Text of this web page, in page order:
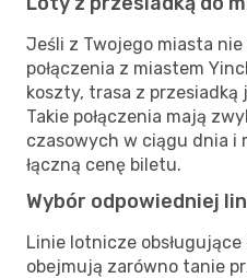
Jeśli z Twojego miasta
połączenia z miastem
koszty, trasa z
Takie połączenia mają
czasowych w ciągu dnia i
łączną cenę biletu.
Wybór odpowiedniej
Linie lotnicze
obejmują zarówno tanie